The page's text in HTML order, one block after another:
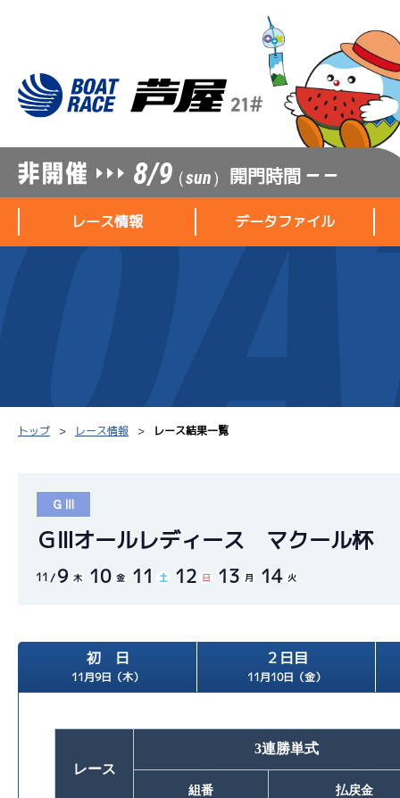
8/9（sun） 開門時間 — —
レース情報
シリーズインデックス
レース結果一覧
モーター抽選結果・
前検タイムランキング
得点率
データファイル
モーター台帳
ボートデータ
水面特性・進入コース別
トップ レース情報 レース結果一覧
ＧⅢ
ＧⅢオールレディース マクール杯
11 9 木 10 金 11 土 12 日 13 月 14 火
初 日
11月9日（木）
２日目
11月10日（金）
レース
3連勝単式
組番 払戻金